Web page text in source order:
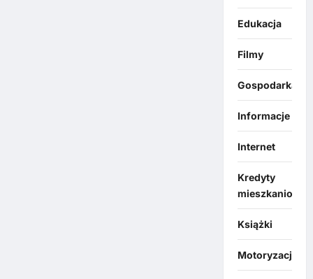
Edukacja
Filmy
Gospodarka
Informacje
Internet
Kredyty
mieszkaniowe
Książki
Motoryzacja